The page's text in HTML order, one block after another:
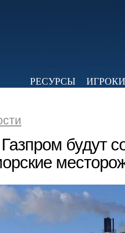
РЕСУРСЫ
ИГРОКИ
будут